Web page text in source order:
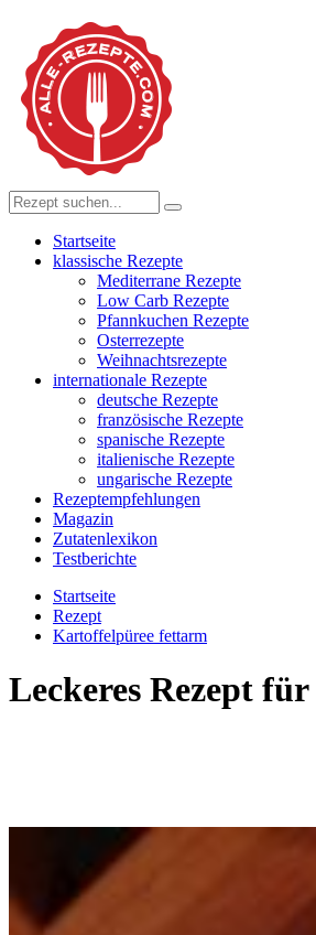
Startseite
klassische Rezepte
Mediterrane Rezepte
Low Carb Rezepte
Pfannkuchen Rezepte
Osterrezepte
Weihnachtsrezepte
internationale Rezepte
deutsche Rezepte
französische Rezepte
spanische Rezepte
italienische Rezepte
ungarische Rezepte
Rezeptempfehlungen
Magazin
Zutatenlexikon
Testberichte
Startseite
Rezept
Kartoffelpüree fettarm
Leckeres Rezept für